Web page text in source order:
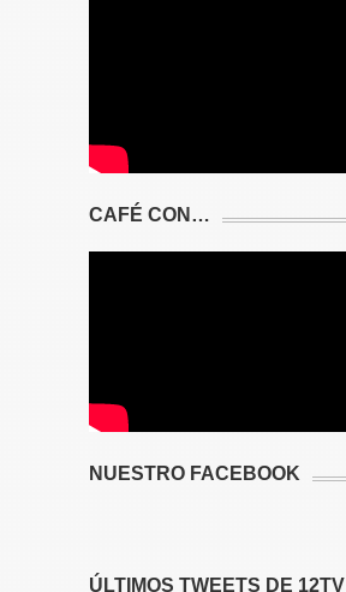
CAFÉ CON…
NUESTRO FACEBOOK
ÚLTIMOS TWEETS DE 12TV